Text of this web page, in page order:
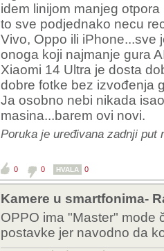
idem linijom manjeg
to sve podjednako necu
Vivo, Oppo ili iPhone...sve
onoga koji najmanje gura
Xiaomi 14 Ultra je dosta
dobre fotke bez izvođenja
Ja osobno nebi nikada
masina...barem ovi novi.
Poruka je uređivana zadnji put
0 0 HVALA 0
Kamere u smartfonima-
OPPO ima "Master" mode
postavke jer navodno da